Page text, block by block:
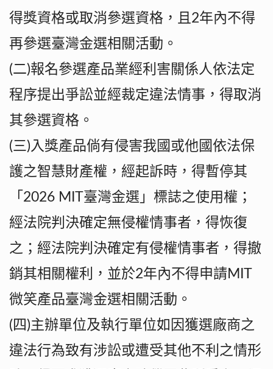
得獎資格或取消參選資格，且2年內不得
再參選臺灣金選相關活動。
(二)報名參選產品業經利害關係人依法定
程序提出爭訟並經裁定違法情事，得取消
其參選資格。
(三)入獎產品倘有侵害我國或他國依法保
護之智慧財產權，經起訴時，得暫停其
「2026 MIT臺灣金選」標誌之使用權；
經法院判決確定無侵權情事者，得恢復
之；經法院判決確定有侵權情事者，得撤
銷其相關權利，並於2年內不得申請MIT
微笑產品臺灣金選相關活動。
(四)主辦單位及執行單位如因獲選廠商之
違法行為致有涉訟或遭受其他不利之情形